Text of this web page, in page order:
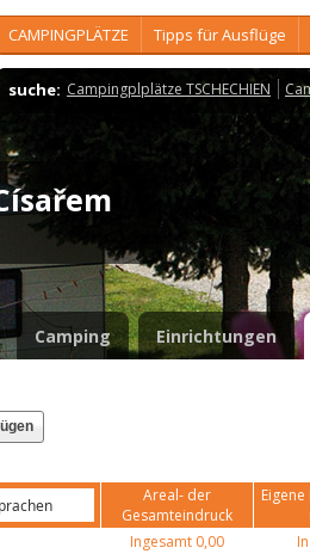
CAMPINGPLÄTZE Tipps für Ausflüge
suche: Campingplplätze TSCHECHIEN
Camping Einrichtungen
Areal- der
Gesamteindruck
Ingesamt 0,00